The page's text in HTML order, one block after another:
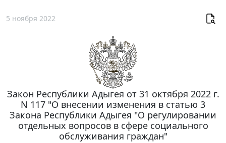
5 ноября 2022
Закон Республики Адыгея от 31 октября 2022 г.
N 117 "О внесении изменения в статью 3
Закона Республики Адыгея "О регулировании
отдельных вопросов в сфере социального
обслуживания граждан"